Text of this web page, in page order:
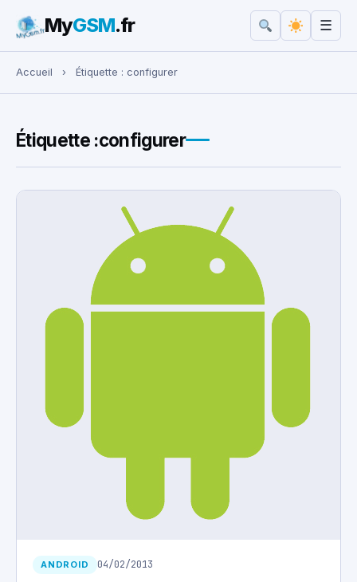
Rechercher :
MyGSM.fr ☰
Accueil › Étiquette : configurer
Étiquette :configurer
ANDROID 04/02/2013